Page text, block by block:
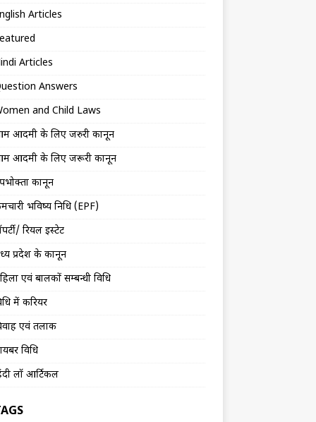
Articles
Articles
Answers
and Child Laws
आदमी के लिए जरुरी कानून
आदमी के लिए जरूरी कानून
कानून
भविष्य निधि (EPF)
रियल इस्टेट
प्रदेश के कानून
एवं बालकों सम्बन्धी विधि
में करियर
एवं तलाक
विधि
लॉ आर्टिकल